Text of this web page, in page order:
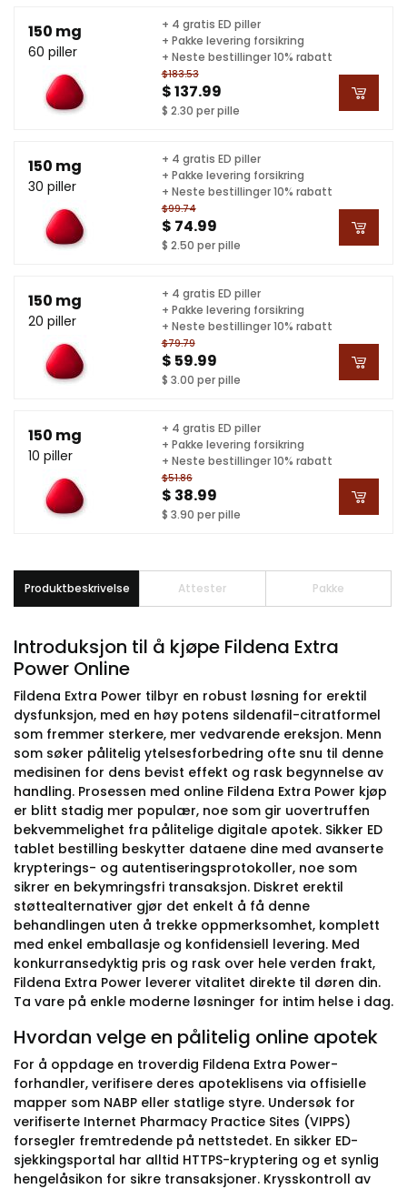
150 mg
60 piller
$183.53
$ 137.99
$ 2.30 per pille
+ 4 gratis ED piller
+ Pakke levering forsikring
+ Neste bestillinger 10% rabatt
150 mg
30 piller
$99.74
$ 74.99
$ 2.50 per pille
+ 4 gratis ED piller
+ Pakke levering forsikring
+ Neste bestillinger 10% rabatt
150 mg
20 piller
$79.79
$ 59.99
$ 3.00 per pille
+ 4 gratis ED piller
+ Pakke levering forsikring
+ Neste bestillinger 10% rabatt
150 mg
10 piller
$51.86
$ 38.99
$ 3.90 per pille
+ 4 gratis ED piller
+ Pakke levering forsikring
+ Neste bestillinger 10% rabatt
Produktbeskrivelse Attester Pakke
Introduksjon til å kjøpe Fildena Extra
Power Online
Fildena Extra Power tilbyr en robust løsning for erektil
dysfunksjon, med en høy potens sildenafil-citratformel
som fremmer sterkere, mer vedvarende ereksjon. Menn
som søker pålitelig ytelsesforbedring ofte snu til denne
medisinen for dens bevist effekt og rask begynnelse av
handling. Prosessen med online Fildena Extra Power kjøp
er blitt stadig mer populær, noe som gir uovertruffen
bekvemmelighet fra pålitelige digitale apotek. Sikker ED
tablet bestilling beskytter dataene dine med avanserte
krypterings- og autentiseringsprotokoller, noe som
sikrer en bekymringsfri transaksjon. Diskret erektil
støttealternativer gjør det enkelt å få denne
behandlingen uten å trekke oppmerksomhet, komplett
med enkel emballasje og konfidensiell levering. Med
konkurransedyktig pris og rask over hele verden frakt,
Fildena Extra Power leverer vitalitet direkte til døren din.
Ta vare på enkle moderne løsninger for intim helse i dag.
Hvordan velge en pålitelig online apotek
For å oppdage en troverdig Fildena Extra Power-
forhandler, verifisere deres apoteklisens via offisielle
mapper som NABP eller statlige styre. Undersøk for
verifiserte Internet Pharmacy Practice Sites (VIPPS)
forsegler fremtredende på nettstedet. En sikker ED-
sjekkingsportal har alltid HTTPS-kryptering og et synlig
hengelåsikon for sikre transaksjoner. Krysskontroll av